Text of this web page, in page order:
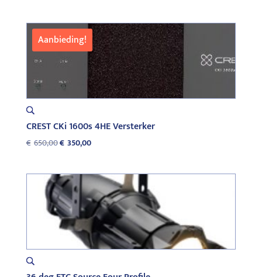
€500,00.€250,00.
Aanbieding!
CREST CKi 1600s 4HE Versterker
€ 650,00Oorspronkelijke
€650,00.
€ 350,00Huidige
€350,00.